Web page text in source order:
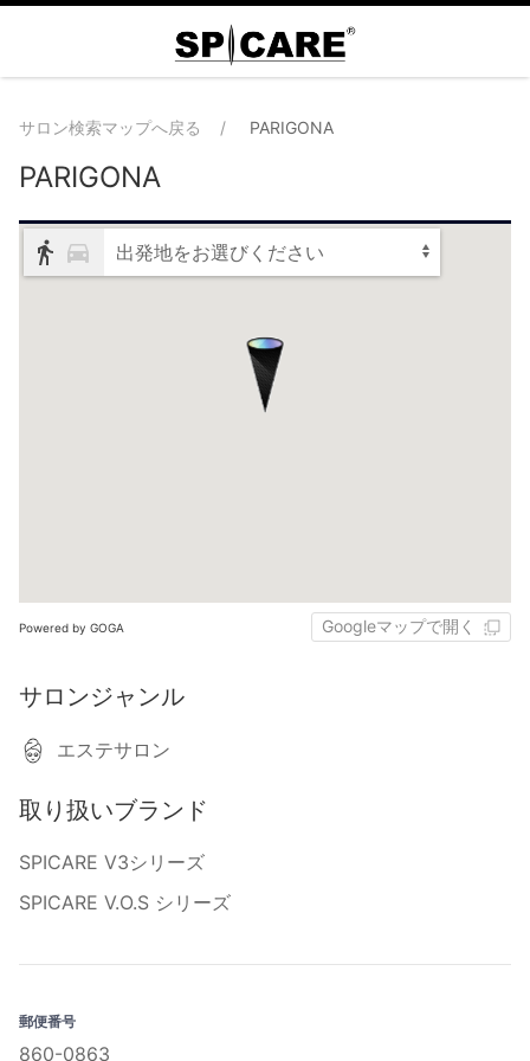
サロン検索マップへ戻る PARIGONA
PARIGONA
出発地をお選びください
Powered by GOGA Googleマップで開く
サロンジャンル
エステサロン
取り扱いブランド
SPICARE V3シリーズ
SPICARE V.O.S シリーズ
郵便番号
860-0863